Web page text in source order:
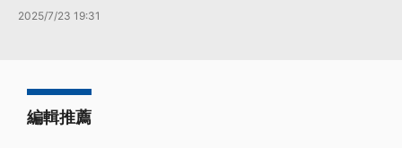
2025/7/23 19:31
編輯推薦